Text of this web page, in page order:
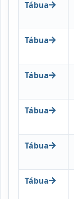
Tábua
Tábua
Tábua
Tábua
Tábua
Tábua